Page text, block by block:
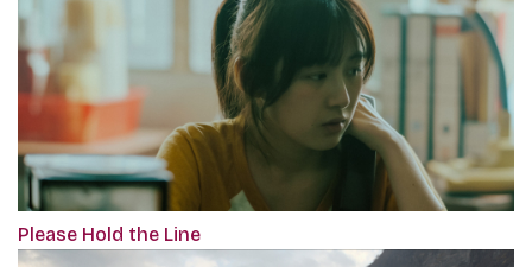
Please Hold the Line